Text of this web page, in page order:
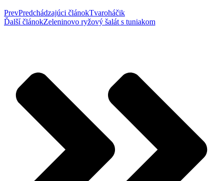
PrevPredchádzajúci článokTvaroháčik
Ďalší článokZeleninovo ryžový šalát s tuniakom